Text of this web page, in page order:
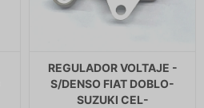
REGULADOR VOLTAJE -
S/DENSO FIAT DOBLO-
SUZUKI CEL-